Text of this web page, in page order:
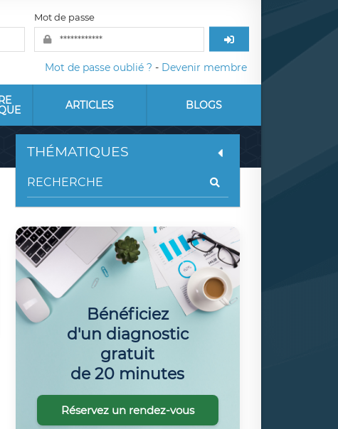
Mot de passe
Mot de passe oublié ? - Devenir membre
ARTICLES BLOGS
THÉMATIQUES
Bénéficiez
d'un diagnostic
gratuit
de 20 minutes
Réservez un rendez-vous